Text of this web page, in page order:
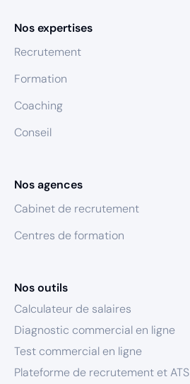
Nos expertises
Recrutement
Formation
Coaching
Conseil
Nos agences
Cabinet de recrutement
Centres de formation
Nos outils
Calculateur de salaires
Diagnostic commercial en ligne
Test commercial en ligne
Plateforme de recrutement et ATS